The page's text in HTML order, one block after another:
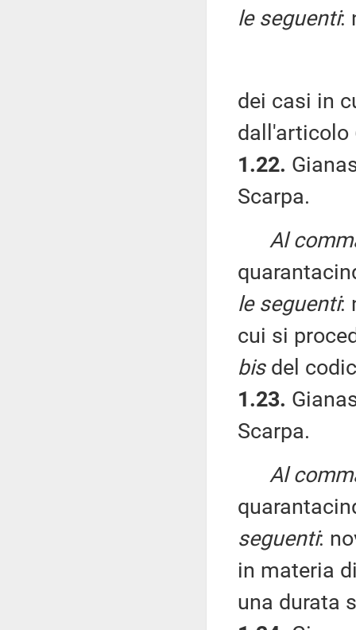
le seguenti:
dei casi in
dall'articolo
1.22.
Scarpa.
Al
le seguenti:
cui si
bisdel
1.23.
Scarpa.
Al
seguenti:
in materia
una durata